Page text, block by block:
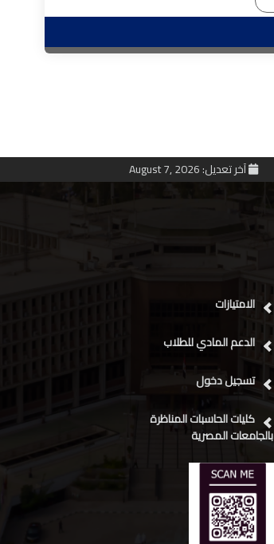
آخر تعديل: August 7, 2026
الامتيازات
الدعم المادي للطلاب
تسجيل دخول
كليات الحاسبات المناظرة
بالجامعات المصرية